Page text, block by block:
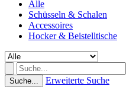
Alle
Schüsseln & Schalen
Accessoires
Hocker & Beistelltische
Suche... Erweiterte Suche